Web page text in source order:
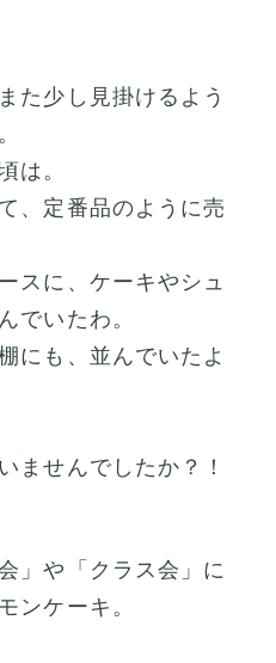
た少し見掛けるよう
は。
、定番品のように売
スに、ケーキやシュ
でいたわ。
にも、並んでいたよ
ませんでしたか？！
」や「クラス会」に
ンケーキ。